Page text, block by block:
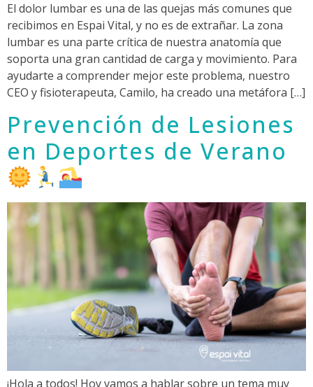
El dolor lumbar es una de las quejas más comunes que
recibimos en Espai Vital, y no es de extrañar. La zona
lumbar es una parte crítica de nuestra anatomía que
soporta una gran cantidad de carga y movimiento. Para
ayudarte a comprender mejor este problema, nuestro
CEO y fisioterapeuta, Camilo, ha creado una metáfora […]
Prevención de Lesiones
en Deportes de Verano
¡Hola a todos! Hoy vamos a hablar sobre un tema muy